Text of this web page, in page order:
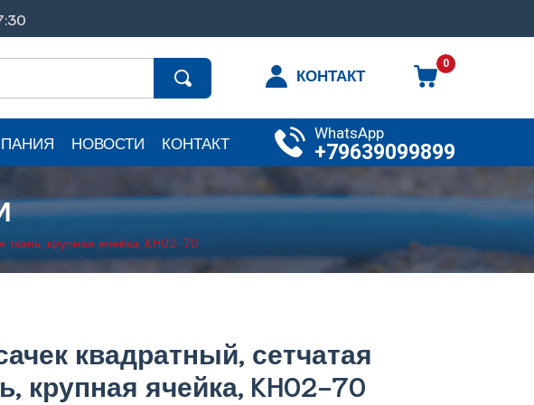
0
КОНТАКТ
НОВОСТИ КОНТАКТ WhatsApp
+79639099899
ткань, крупная ячейка, KH02-70
квадратный, сетчатая
крупная ячейка, KH02-70